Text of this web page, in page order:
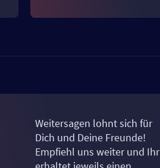
Weitersagen lohnt sich für
Dich und Deine Freunde!
Empfiehl uns weiter und Ihr